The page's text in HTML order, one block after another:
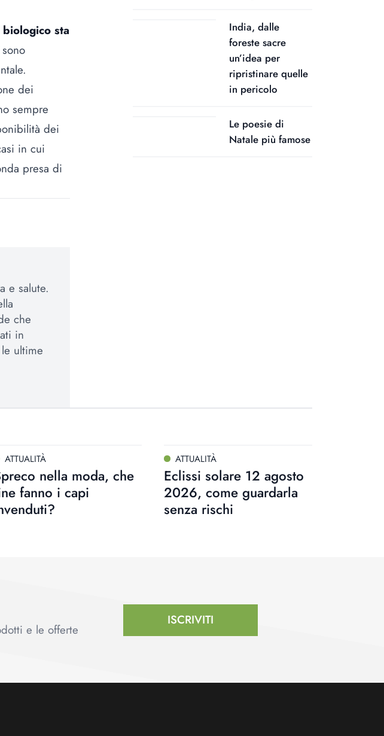
sta
dei
sempre
dei
in cui
presa di
e salute.
che
in
ultime
India, dalle
foreste sacre
un’idea per
ripristinare quelle
in pericolo
Le poesie di
Natale più famose
ATTUALITÀ
nella moda, che
fanno i capi
ATTUALITÀ
Eclissi solare 12 agosto
2026, come guardarla
senza rischi
e le offerte
ISCRIVITI